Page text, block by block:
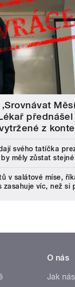
‚Srovnávat
z
svého tatíčka
měly zůstat stejné
v salátové míse,
zasahuje víc, než si
O nás
Jak